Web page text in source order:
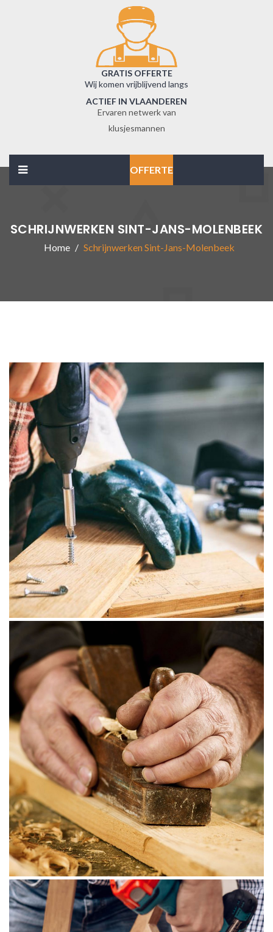
GRATIS OFFERTE
Wij komen vrijblijvend langs
ACTIEF IN VLAANDEREN
Ervaren netwerk van
klusjesmannen
OFFERTE
SCHRIJNWERKEN SINT-JANS-MOLENBEEK
Home Schrijnwerken Sint-Jans-Molenbeek